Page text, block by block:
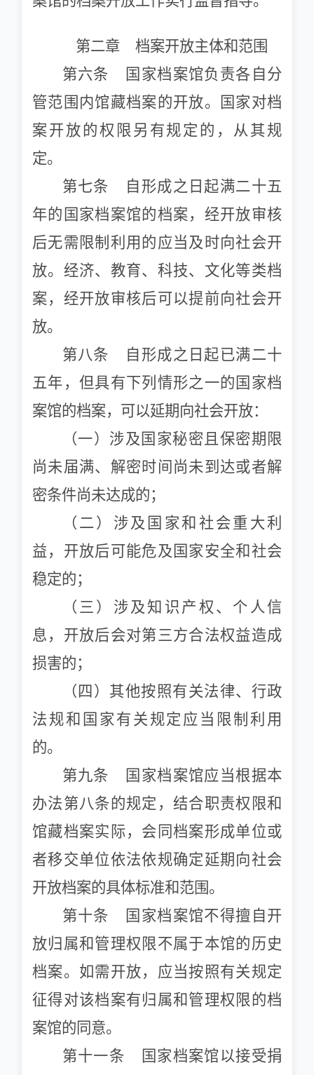
第二章 档案开放主体和范围
第六条 国家档案馆负责各自分
管范围内馆藏档案的开放。国家对档
案开放的权限另有规定的，从其规
定。
第七条 自形成之日起满二十五
年的国家档案馆的档案，经开放审核
后无需限制利用的应当及时向社会开
放。经济、教育、科技、文化等类档
案，经开放审核后可以提前向社会开
放。
第八条 自形成之日起已满二十
五年，但具有下列情形之一的国家档
案馆的档案，可以延期向社会开放：
（一）涉及国家秘密且保密期限
尚未届满、解密时间尚未到达或者解
密条件尚未达成的；
（二）涉及国家和社会重大利
益，开放后可能危及国家安全和社会
稳定的；
（三）涉及知识产权、个人信
息，开放后会对第三方合法权益造成
损害的；
（四）其他按照有关法律、行政
法规和国家有关规定应当限制利用
的。
第九条 国家档案馆应当根据本
办法第八条的规定，结合职责权限和
馆藏档案实际，会同档案形成单位或
者移交单位依法依规确定延期向社会
开放档案的具体标准和范围。
第十条 国家档案馆不得擅自开
放归属和管理权限不属于本馆的历史
档案。如需开放，应当按照有关规定
征得对该档案有归属和管理权限的档
案馆的同意。
第十一条 国家档案馆以接受捐